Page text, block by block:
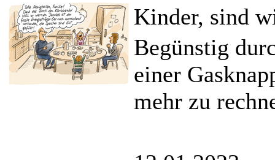
Kinder, sind
Begünstig
einer
mehr zu